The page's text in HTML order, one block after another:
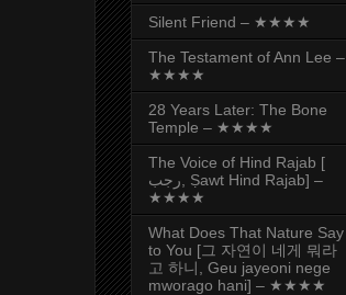
Silent Friend – ★★★★
The Testament of Ann Lee –
★★★★
28 Years Later: The Bone
Temple – ★★★★
The Voice of Hind Rajab [
رجب, Ṣawt Hind Rajab] –
★★★★
What Does That Nature Say
to You [그 자연이 네게 뭐라
고 하니, Geu jayeoni nege
mworago hani] – ★★★★